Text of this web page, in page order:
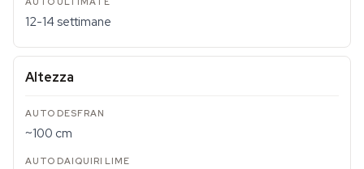
12-14 settimane
Altezza
~100 cm